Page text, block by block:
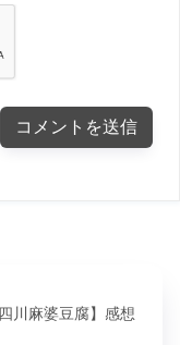
川麻婆豆腐】感想